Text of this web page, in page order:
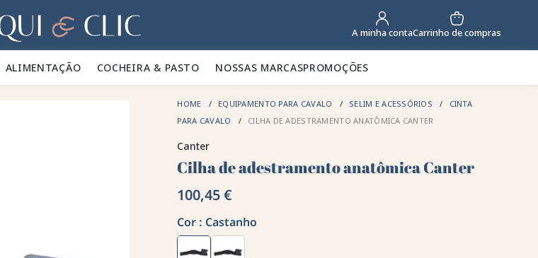
Lar A minha contaCarrinho de compras
ALIMENTAÇÃO 🥕 COCHEIRA & PASTO 🍃 NOSSAS MARCASPROMOÇÕES
HOME EQUIPAMENTO PARA CAVALO SELIM E ACESSÓRIOS
CINTA
PARA CAVALO
CILHA DE ADESTRAMENTO ANATÔMICA CANTER
Canter
Cilha de adestramento anatômica Canter
100,45 €
Cor : Castanho